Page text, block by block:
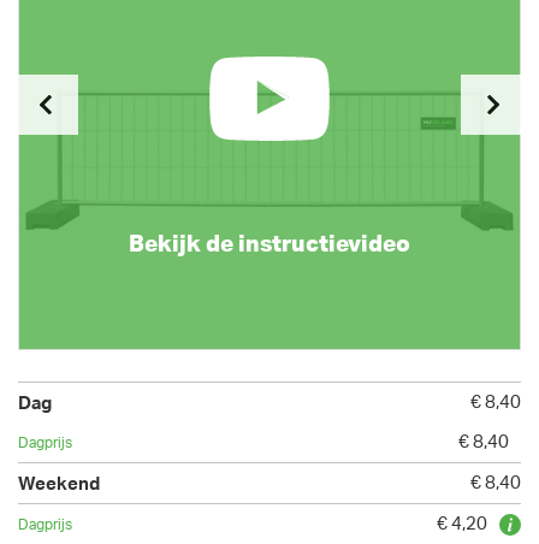
Bekijk de instructievideo
€ 8,40
€ 8,40
€ 8,40
€ 4,20